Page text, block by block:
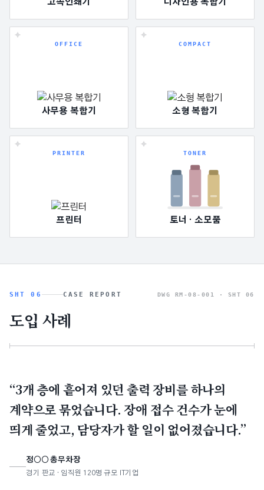
고속인쇄기 디자인용 복합기
OFFICE
사무용 복합기
COMPACT
소형 복합기
PRINTER
프린터
TONER
토너 · 소모품
SHT 06 CASE REPORT DWG RM-08-001 · SHT 06
도입 사례
“3개 층에 흩어져 있던 출력 장비를 하나의
계약으로 묶었습니다. 장애 접수 건수가 눈에
띄게 줄었고, 담당자가 할 일이 없어졌습니다.”
정○○ 총무차장
경기 판교 · 임직원 120명 규모 IT기업